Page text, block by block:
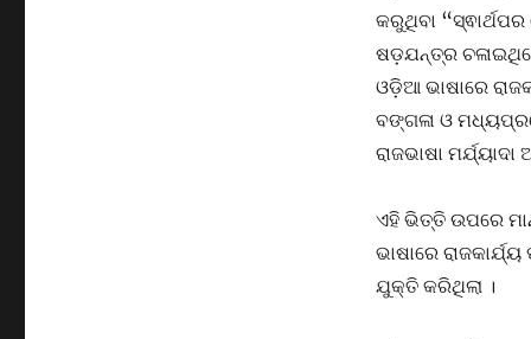
କରୁଥିବା
ଷଡ଼ଯନ୍ତ୍ର
ଓଡ଼ିଆ ଭାଷାରେ
ବଙ୍ଗଳା ଓ
ରାଜଭାଷା ମର୍ଯ୍ୟାଦା
ଏହି ଭିତ୍ତି ଉପରେ
ଭାଷାରେ
ଯୁକ୍ତି କରିଥିଲା ।